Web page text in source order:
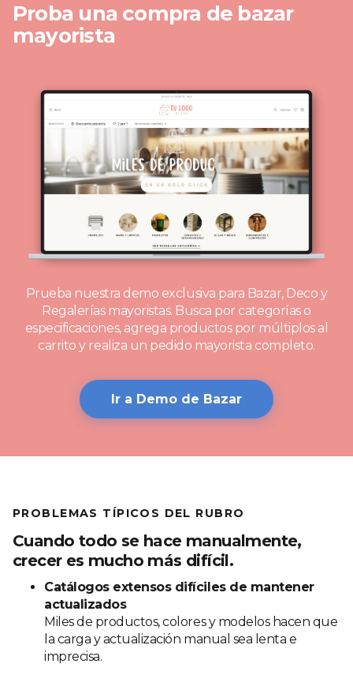
Proba una compra de bazar
mayorista
Prueba nuestra demo exclusiva para Bazar, Deco y
Regalerías mayoristas. Busca por categorías o
especificaciones, agrega productos por múltiplos al
carrito y realiza un pedido mayorista completo.
Ir a Demo de Bazar
PROBLEMAS TÍPICOS DEL RUBRO
Cuando todo se hace manualmente,
crecer es mucho más difícil.
Catálogos extensos difíciles de mantener
actualizados
Miles de productos, colores y modelos hacen que
la carga y actualización manual sea lenta e
imprecisa.